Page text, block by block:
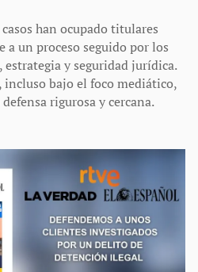
han ocupado titulares
a un proceso seguido por los
y seguridad jurídica.
incluso bajo el foco mediático,
rigurosa y cercana.